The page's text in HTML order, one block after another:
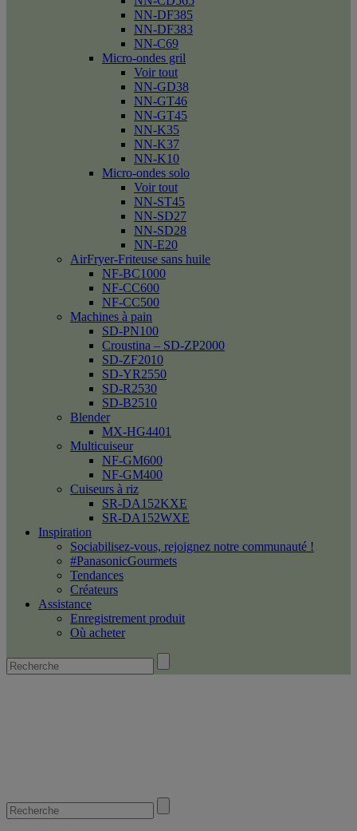
NN-DF385
NN-DF383
NN-C69
Micro-ondes gril
Voir tout
NN-GD38
NN-GT46
NN-GT45
NN-K35
NN-K37
NN-K10
Micro-ondes solo
Voir tout
NN-ST45
NN-SD27
NN-SD28
NN-E20
AirFryer-Friteuse sans huile
NF-BC1000
NF-CC600
NF-CC500
Machines à pain
SD-PN100
Croustina – SD-ZP2000
SD-ZF2010
SD-YR2550
SD-R2530
SD-B2510
Blender
MX-HG4401
Multicuiseur
NF-GM600
NF-GM400
Cuiseurs à riz
SR-DA152KXE
SR-DA152WXE
Inspiration
Sociabilisez-vous, rejoignez notre communauté !
#PanasonicGourmets
Tendances
Créateurs
Assistance
Enregistrement produit
Où acheter